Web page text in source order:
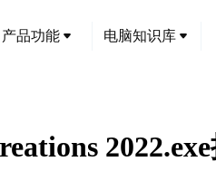
产品功能 电脑知识库